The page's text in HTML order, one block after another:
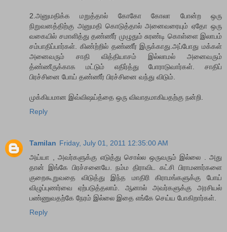
2.அனுமதிக்க மறுத்தால் கோகோ கோலா போன்ற ஒரு
நிறுவன‌த்திற்கு அனுமதி கொடுத்தால் அனைவரையும் ஏதோ ஒரு
வகையில் சமாளித்து தண்ணீர் முழுதும் சுரண்டி கொள்ளை இலாபம்
சம்பாதிப்பார்கள். கிண்ற்றில் தண்ணீர் இருக்காது.அப்போது மக்கள்
அனைவரும் சாதி வித்தியாசம் இல்லாமல் அனைவரும்
த்ண்ணீருக்காக மட்டும் எதிர்த்து போராடுவார்கள். சாதிப்
பிரச்சினை போய் தண்ணீர் பிரச்சினை வந்து விடும்.
முக்கியமான இவ்விஷய்த்தை ஒரு விவாதமாகியதற்கு நன்றி.
Reply
Tamilan Friday, July 01, 2011 12:35:00 AM
அய்யா , அவர்களுக்கு எடுத்து சொல்ல ஒருவரும் இல்லை . அது
தான் இங்கே பிரச்சனையே. நம்ம திராவிட கட்சி பிராமணர்களை
குறைகூறுவதை விடுத்து இந்த மாதிரி கிராமங்களுக்கு போய்
விழுப்புணர்வை ஏற்படுத்தலாம். ஆனால் அவர்களுக்கு அரசியல்
பண்ணுவதற்கே நேரம் இல்லை இதை எங்கே செய்ய போகிறார்கள்.
Reply